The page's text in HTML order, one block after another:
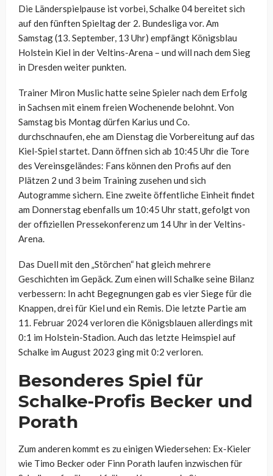
Die Länderspielpause ist vorbei, Schalke 04 bereitet sich
auf den fünften Spieltag der 2. Bundesliga vor. Am
Samstag (13. September, 13 Uhr) empfängt Königsblau
Holstein Kiel in der Veltins-Arena – und will nach dem Sieg
in Dresden weiter punkten.
Trainer Miron Muslic hatte seine Spieler nach dem Erfolg
in Sachsen mit einem freien Wochenende belohnt. Von
Samstag bis Montag dürfen Karius und Co.
durchschnaufen, ehe am Dienstag die Vorbereitung auf das
Kiel-Spiel startet. Dann öffnen sich ab 10:45 Uhr die Tore
des Vereinsgeländes: Fans können den Profis auf den
Plätzen 2 und 3 beim Training zusehen und sich
Autogramme sichern. Eine zweite öffentliche Einheit findet
am Donnerstag ebenfalls um 10:45 Uhr statt, gefolgt von
der offiziellen Pressekonferenz um 14 Uhr in der Veltins-
Arena.
Das Duell mit den „Störchen“ hat gleich mehrere
Geschichten im Gepäck. Zum einen will Schalke seine Bilanz
verbessern: In acht Begegnungen gab es vier Siege für die
Knappen, drei für Kiel und ein Remis. Die letzte Partie am
11. Februar 2024 verloren die Königsblauen allerdings mit
0:1 im Holstein-Stadion. Auch das letzte Heimspiel auf
Schalke im August 2023 ging mit 0:2 verloren.
Besonderes Spiel für
Schalke-Profis Becker und
Porath
Zum anderen kommt es zu einigen Wiedersehen: Ex-Kieler
wie Timo Becker oder Finn Porath laufen inzwischen für